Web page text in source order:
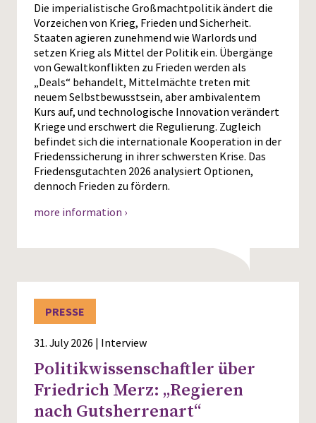
Die imperialistische Großmachtpolitik ändert die
Vorzeichen von Krieg, Frieden und Sicherheit.
Staaten agieren zunehmend wie Warlords und
setzen Krieg als Mittel der Politik ein. Übergänge
von Gewaltkonflikten zu Frieden werden als
„Deals“ behandelt, Mittelmächte treten mit
neuem Selbstbewusstsein, aber ambivalentem
Kurs auf, und technologische Innovation verändert
Kriege und erschwert die Regulierung. Zugleich
befindet sich die internationale Kooperation in der
Friedenssicherung in ihrer schwersten Krise. Das
Friedensgutachten 2026 analysiert Optionen,
dennoch Frieden zu fördern.
more information ›
PRESSE
31. July 2026 | Interview
Politikwissenschaftler über
Friedrich Merz: „Regieren
nach Gutsherrenart“